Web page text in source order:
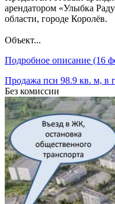
арендатором «Улыбка
области,­ городе Королёв.
Объект...
Подробное описание (16
Продажа псн 98.9 кв. м, в
Без комиссии